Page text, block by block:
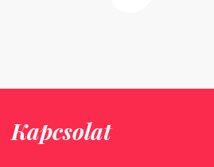
Kapcsolat